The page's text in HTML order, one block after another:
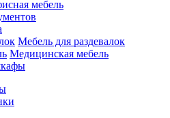
мебель
Мебель для раздевалок
Медицинская мебель